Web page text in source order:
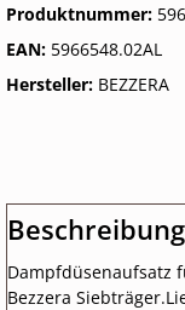
Produktnummer:
EAN: 5966548.02AL
Hersteller: BEZZERA
Beschreibung
Dampfdüsenaufsatz
Bezzera